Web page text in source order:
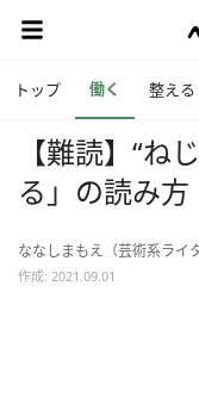
トップ 働く 整える
【難読】“ね
る」の読み方
ななしまもえ（芸術系ライ
作成: 2021.09.01